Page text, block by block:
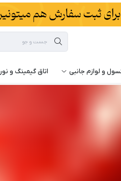
و لوازم جانبی اتاق گیمینگ و نور